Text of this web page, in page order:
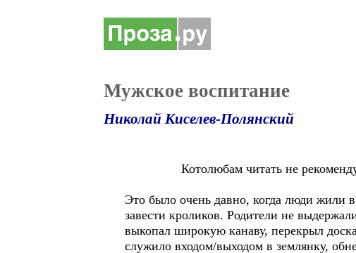
Мужское воспитание
Николай Киселев-Полянский
Котолюбам читать не
Это было очень давно, когда люди жили
завести кроликов. Родители не
выкопал широкую канаву, перекрыл
служило входом/выходом в землянку,